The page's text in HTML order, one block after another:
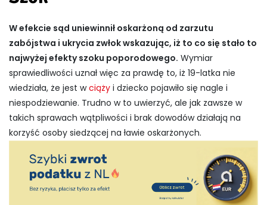
W efekcie sąd uniewinnił oskarżoną od zarzutu
zabójstwa i ukrycia zwłok wskazując, iż to co się stało to
najwyżej efekty szoku poporodowego. Wymiar
sprawiedliwości uznał więc za prawdę to, iż 19-latka nie
wiedziała, że jest wciąży i dziecko pojawiło się nagle i
niespodziewanie. Trudno w to uwierzyć, ale jak zawsze w
takich sprawach wątpliwości i brak dowodów działają na
korzyść osoby siedzącej na ławie oskarżonych.